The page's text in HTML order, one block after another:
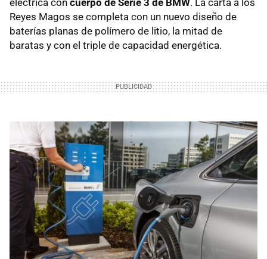
Reyes Magos se completa con un nuevo diseño de
baterías planas de polímero de litio, la mitad de
baratas y con el triple de capacidad energética.